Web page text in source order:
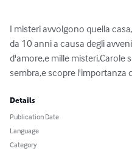
I misteri avvolgono quella
da 10 anni a causa degli
d'amore,e mille misteri,Carole
sembra,e scopre l'importanza
Details
Publication Date
Language
Category